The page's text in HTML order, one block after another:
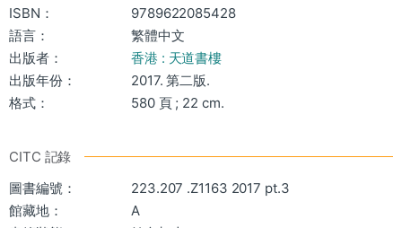
ISBN：
9789622085428
語言：
繁體中文
出版者：
香港 : 天道書樓
出版年份：
2017. 第二版.
格式：
580 頁 ; 22 cm.
CITC 記錄
圖書編號：
223.207 .Z1163 2017 pt.3
館藏地：
A